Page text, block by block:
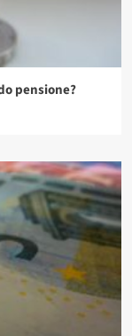
pensione?